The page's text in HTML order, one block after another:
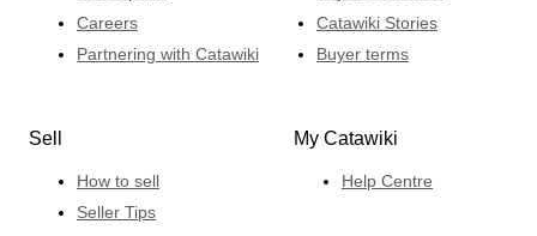
Careers
Partnering with Catawiki
Catawiki Stories
Buyer terms
Sell
How to sell
Seller Tips
My Catawiki
Help Centre